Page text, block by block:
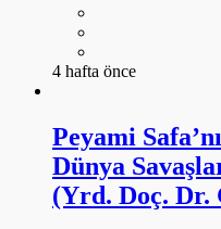
4 hafta önce
Peyami
Dünya
(Yrd. Doç. Dr.